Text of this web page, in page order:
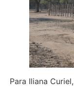
Para Iliana